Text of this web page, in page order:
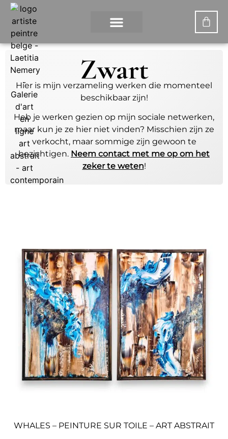
Zwart
Hier is mijn verzameling werken die momenteel
beschikbaar zijn!
Heb je werken gezien op mijn sociale netwerken,
maar kun je ze hier niet vinden? Misschien zijn ze
verkocht, maar sommige zijn gewoon te
bezichtigen. Neem contact met me op om het
zeker te weten!
WHALES – PEINTURE SUR TOILE – ART ABSTRAIT